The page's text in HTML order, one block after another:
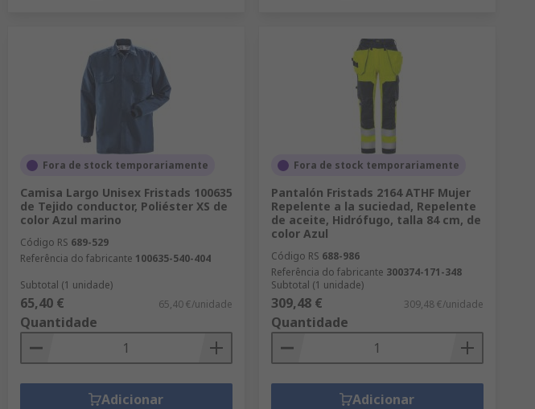
Fora de stock temporariamente
Camisa Largo Unisex Fristads 100635
de Tejido conductor, Poliéster XS de
color Azul marino
Código RS 689-529
Referência do fabricante 100635-540-404
Subtotal (1 unidade)
65,40 € 65,40 €/unidade
Quantidade
Adicionar
Fora de stock temporariamente
Pantalón Fristads 2164 ATHF Mujer
Repelente a la suciedad, Repelente
de aceite, Hidrófugo, talla 84 cm, de
color Azul
Código RS 688-986
Referência do fabricante 300374-171-348
Subtotal (1 unidade)
309,48 € 309,48 €/unidade
Quantidade
Adicionar